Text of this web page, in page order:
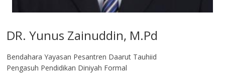
DR. Yunus Zainuddin, M.Pd
Bendahara Yayasan Pesantren Daarut Tauhiid
Pengasuh Pendidikan Diniyah Formal